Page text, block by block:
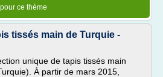
pour ce thème
tissés main de Turquie -
unique de tapis tissés main
À partir de mars 2015,